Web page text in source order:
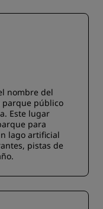
nombre del
parque público
Este lugar
para
lago artificial
pistas de